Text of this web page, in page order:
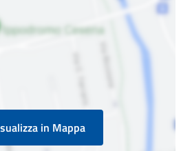
in Mappa